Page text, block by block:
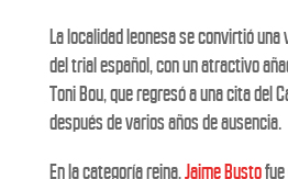
La localidad leonesa se convirtió una
del trial español, con un atractivo
Toni Bou, que regresó a una cita del
después de varios años de ausencia.
En la categoría reina,Jaime Bustofue